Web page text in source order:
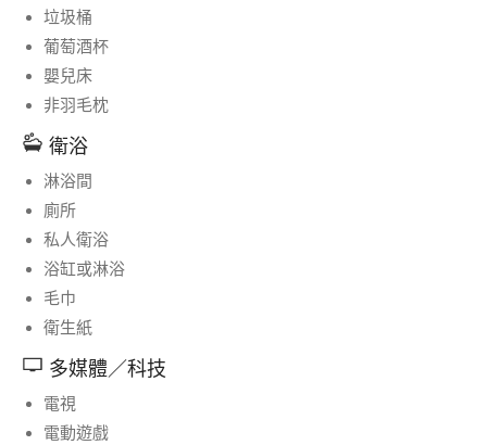
垃圾桶
葡萄酒杯
嬰兒床
非羽毛枕
衛浴
淋浴間
廁所
私人衛浴
浴缸或淋浴
毛巾
衛生紙
多媒體／科技
電視
電動遊戲